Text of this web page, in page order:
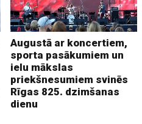
Augustā ar koncertiem,
sporta pasākumiem un
ielu mākslas
priekšnesumiem svinēs
Rīgas 825. dzimšanas
dienu